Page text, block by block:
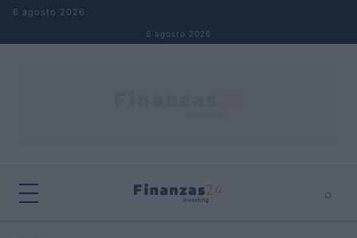
Saltar al contenido
6 agosto 2026
6 agosto 2026
⌕